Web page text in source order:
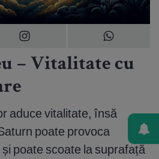
– Vitalitate cu
aduce vitalitate, însă
poate provoca
poate scoate la suprafață